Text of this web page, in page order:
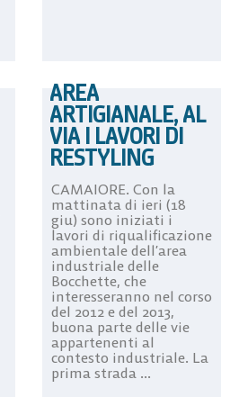
AREA
ARTIGIANALE, AL
VIA I LAVORI DI
RESTYLING
CAMAIORE. Con la
mattinata di ieri (18
giu) sono iniziati i
lavori di riqualificazione
ambientale dell’area
industriale delle
Bocchette, che
interesseranno nel corso
del 2012 e del 2013,
buona parte delle vie
appartenenti al
contesto industriale. La
prima strada ...